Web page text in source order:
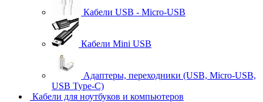
Кабели USB - Micro-USB
Кабели Mini USB
Адаптеры, переходники (USB, Micro-USB,
USB Type-C)
Кабели для ноутбуков и компьютеров